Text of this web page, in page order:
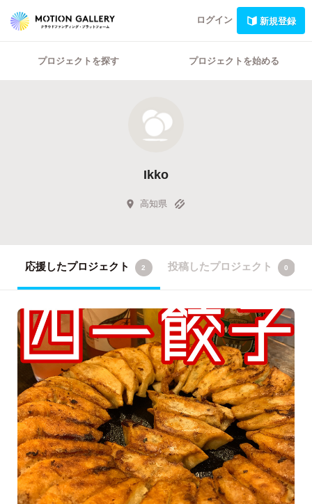
ログイン 新規登録
プロジェクトを探す プロジェクトを始める
Ikko
高知県
応援したプロジェクト 2 投稿したプロジェクト 0